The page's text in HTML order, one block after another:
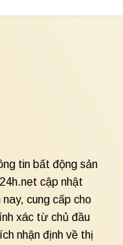
tin bất động sản
cập nhật
cung cấp cho
xác từ chủ đầu
nhận định về thị